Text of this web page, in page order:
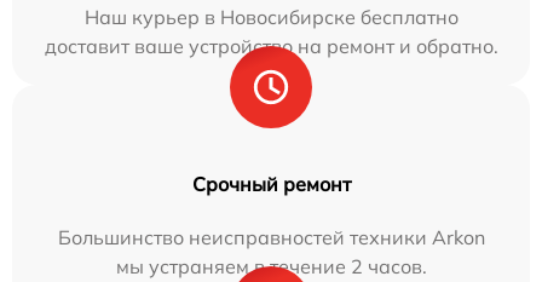
Наш курьер в Новосибирске бесплатно
доставит ваше устройство на ремонт и обратно.
Срочный ремонт
Большинство неисправностей техники Arkon
мы устраняем в течение 2 часов.